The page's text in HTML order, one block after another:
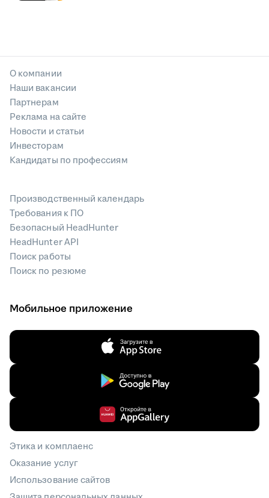
О компании
Наши вакансии
Партнерам
Реклама на сайте
Новости и статьи
Инвесторам
Кандидаты по профессиям
Производственный календарь
Требования к ПО
Безопасный HeadHunter
HeadHunter API
Поиск работы
Поиск по резюме
Мобильное приложение
Этика и комплаенс
Оказание услуг
Использование сайтов